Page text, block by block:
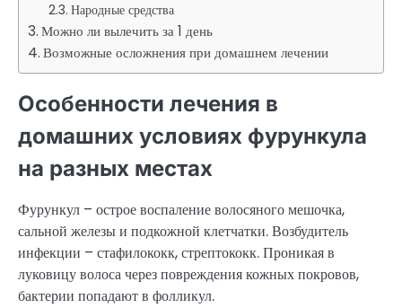
Народные средства
Можно ли вылечить за 1 день
Возможные осложнения при домашнем лечении
Особенности лечения в
домашних условиях фурункула
на разных местах
Фурункул – острое воспаление волосяного мешочка,
сальной железы и подкожной клетчатки. Возбудитель
инфекции – стафилококк, стрептококк. Проникая в
луковицу волоса через повреждения кожных покровов,
бактерии попадают в фолликул.